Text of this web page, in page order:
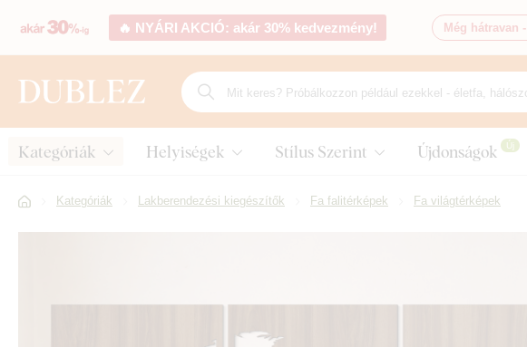
🔥 NYÁRI AKCIÓ: akár 30% kedvezmény! Még hátravan -
Kategóriák Helyiségek Stílus Szerint Újdonságok Új
Kategóriák Lakberendezési kiegészítők Fa falitérképek Fa világtérképek